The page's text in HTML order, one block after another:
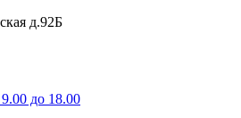
д.92Б
до 18.00